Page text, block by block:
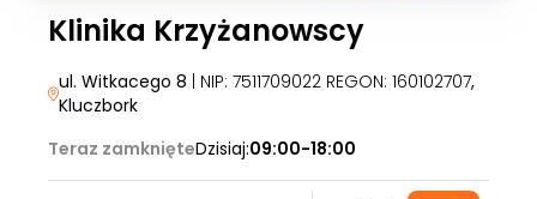
Klinika Krzyżanowscy
ul. Witkacego 8 | NIP: 7511709022 REGON: 160102707,
Kluczbork
Teraz zamknięteDzisiaj:09:00-18:00